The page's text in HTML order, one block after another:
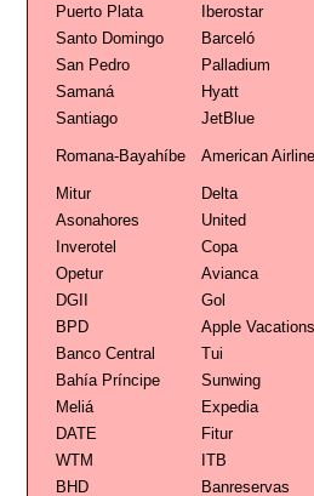
Puerto Plata
Iberostar
Santo Domingo
Barceló
San Pedro
Palladium
Samaná
Hyatt
Santiago
JetBlue
Romana-Bayahíbe American
Mitur
Delta
Asonahores
United
Inverotel
Copa
Opetur
Avianca
DGII
Gol
BPD
Apple Vacations
Banco Central
Tui
Bahía Príncipe
Sunwing
Meliá
Expedia
DATE
Fitur
WTM
ITB
BHD
Banreservas